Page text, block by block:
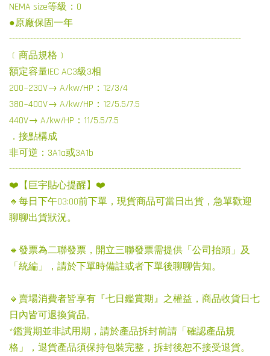
NEMA size等級：0
●原廠保固一年
-----------------------------------------------------------------------------
﹝商品規格﹞
額定容量IEC AC3級3相
200~230V→ A/kw/HP：12/3/4
380~400V→ A/kw/HP：12/5.5/7.5
440V→ A/kw/HP：11/5.5/7.5
．接點構成
非可逆：3A1a或3A1b
-----------------------------------------------------------------------------
❤️【巨宇貼心提醒】❤️
🔸每日下午03:00前下單，現貨商品可當日出貨，急單歡迎
聊聊出貨狀況。
🔸發票為二聯發票，開立三聯發票需提供「公司抬頭」及
「統編」，請於下單時備註或者下單後聊聊告知。
🔸賣場消費者皆享有『七日鑑賞期』之權益，商品收貨日七
日內皆可退換貨品。
*鑑賞期並非試用期，請於產品拆封前請「確認產品規
格」，退貨產品須保持包裝完整，拆封後恕不接受退貨。